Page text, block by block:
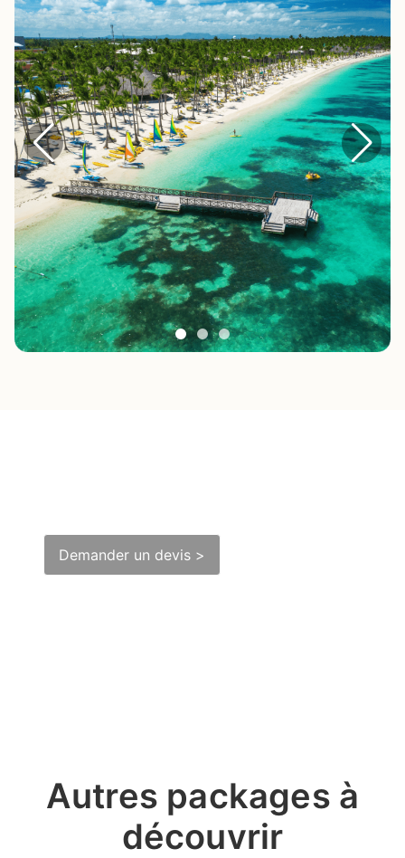
Demander un devis >
Autres packages à
découvrir